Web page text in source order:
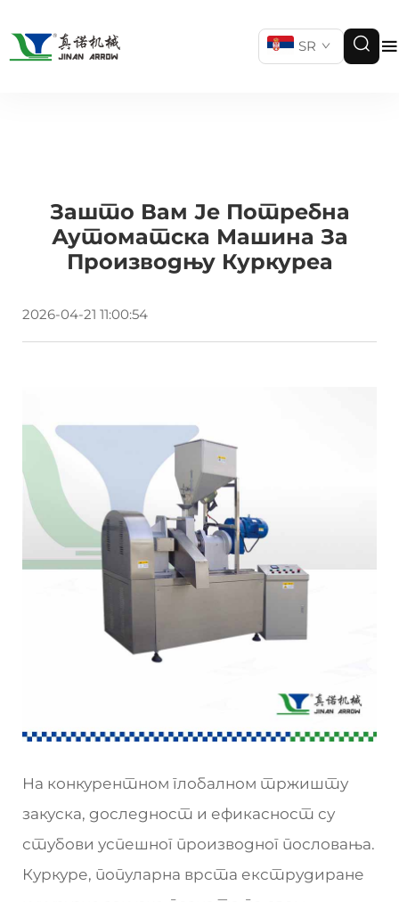
SR
Зашто Вам Је Потребна
Аутоматска Машина За
Производњу Куркуреа
2026-04-21 11:00:54
На конкурентном глобалном тржишту
закуска, доследност и ефикасност су
стубови успешног производног пословања.
Куркуре, популарна врста екструдиране